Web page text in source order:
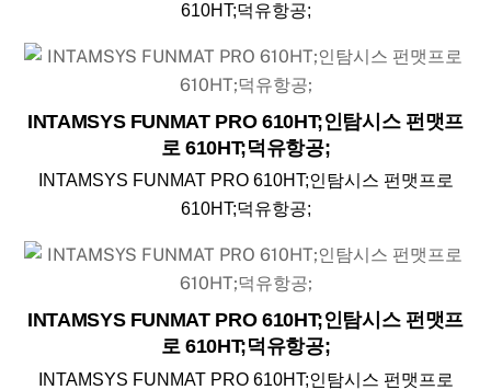
610HT;덕유항공;
INTAMSYS FUNMAT PRO 610HT;인탐시스 펀맷프
로 610HT;덕유항공;
INTAMSYS FUNMAT PRO 610HT;인탐시스 펀맷프로
610HT;덕유항공;
INTAMSYS FUNMAT PRO 610HT;인탐시스 펀맷프
로 610HT;덕유항공;
INTAMSYS FUNMAT PRO 610HT;인탐시스 펀맷프로